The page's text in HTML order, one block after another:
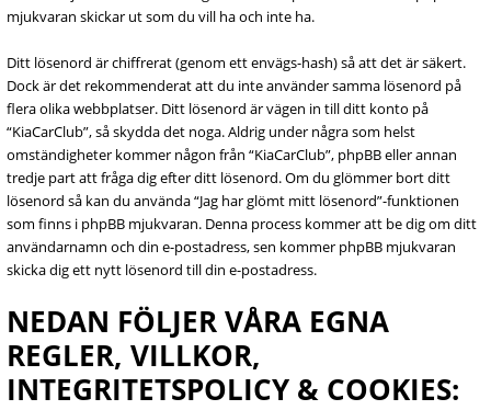
mjukvaran skickar ut som du vill ha och inte ha.
Ditt lösenord är chiffrerat (genom ett envägs-hash) så att det är säkert.
Dock är det rekommenderat att du inte använder samma lösenord på
flera olika webbplatser. Ditt lösenord är vägen in till ditt konto på
“KiaCarClub”, så skydda det noga. Aldrig under några som helst
omständigheter kommer någon från “KiaCarClub”, phpBB eller annan
tredje part att fråga dig efter ditt lösenord. Om du glömmer bort ditt
lösenord så kan du använda “Jag har glömt mitt lösenord”-funktionen
som finns i phpBB mjukvaran. Denna process kommer att be dig om ditt
användarnamn och din e-postadress, sen kommer phpBB mjukvaran
skicka dig ett nytt lösenord till din e-postadress.
NEDAN FÖLJER VÅRA EGNA
REGLER, VILLKOR,
INTEGRITETSPOLICY & COOKIES: